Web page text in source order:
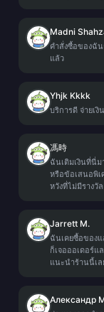
Madni
คำสั่งซื้อของฉั
แล้ว
Yhjk Kkkk
บริการดี จ่ายเงิ
馮時
ฉันเติมเงินที่นี่
หรือข้อเสนอพิเ
หวังที่ไม่มีรางวั
Jarrett M.
ฉันเคยซื้อของ
ก็เจอออเดอร์แ
แนะนำร้านนี้เล
Александр